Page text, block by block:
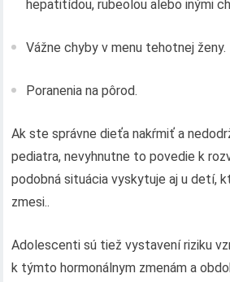
hepatitídou, rubeolou alebo inými
Vážne chyby v menu tehotnej ženy.
Poranenia na pôrod.
Ak ste správne dieťa nakŕmiť a
pediatra, nevyhnutne to povedie k
podobná situácia vyskytuje aj u detí,
zmesi..
Adolescenti sú tiež vystavení riziku
k týmto hormonálnym zmenám a